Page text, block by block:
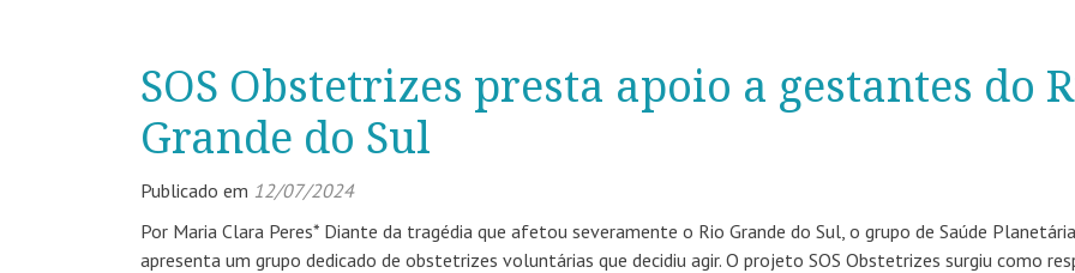
SOS Obstetrizes presta apoio a gestantes do
Grande do Sul
Publicado em 12/07/2024
Por Maria Clara Peres* Diante da tragédia que afetou severamente o Rio Grande do Sul, o grupo de Saúde Planetária
apresenta um grupo dedicado de obstetrizes voluntárias que decidiu agir. O projeto SOS Obstetrizes surgiu como